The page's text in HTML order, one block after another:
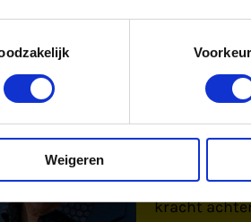
Weigeren
Als
Energy
duurzame
betrokken
kracht